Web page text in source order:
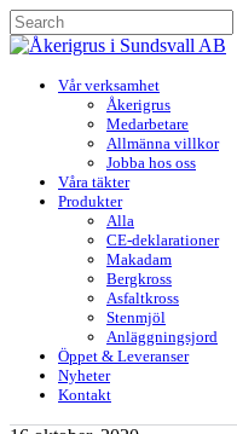
Skip
to
content
Close
Menu
Vår verksamhet
Åkerigrus
Medarbetare
Allmänna villkor
Jobba hos oss
Våra täkter
Produkter
Alla
CE-deklarationer
Makadam
Bergkross
Asfaltkross
Stenmjöl
Anläggningsjord
Öppet & Leveranser
Nyheter
Kontakt